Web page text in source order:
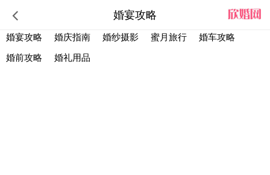
婚宴攻略
婚宴攻略 婚庆指南 婚纱摄影 蜜月旅行 婚车攻略
婚前攻略 婚礼用品